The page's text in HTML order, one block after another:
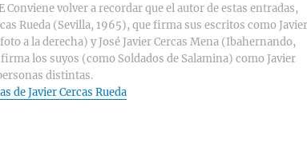
Conviene volver a recordar que el autor de estas entradas,
Rueda (Sevilla, 1965), que firma sus escritos como Javier
a la derecha) y José Javier Cercas Mena (Ibahernando,
los suyos (como Soldados de Salamina) como Javier
distintas.
de Javier Cercas Rueda